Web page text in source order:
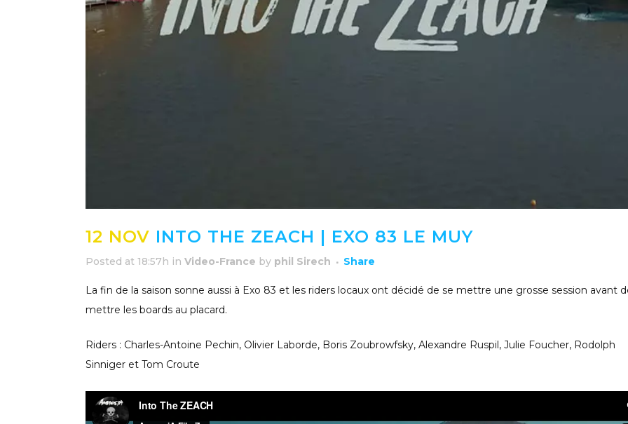
12 NOV INTO THE ZEACH | EXO 83 LE MUY
Posted at 18:57h in Video-France by phil Sirech Share
La fin de la saison sonne aussi à Exo 83 et les riders locaux ont décidé de se mettre une grosse session avant
mettre les boards au placard.
Riders : Charles-Antoine Pechin, Olivier Laborde, Boris Zoubrowfsky, Alexandre Ruspil, Julie Foucher, Rodolph
Sinniger et Tom Croute